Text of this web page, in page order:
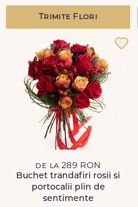
Trimite Flori
de la 289 RON
Buchet trandafiri rosii si
portocalii plin de
sentimente